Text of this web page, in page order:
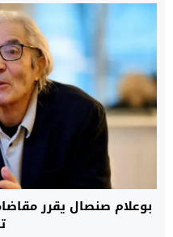
بوعلام صنصال يقرر